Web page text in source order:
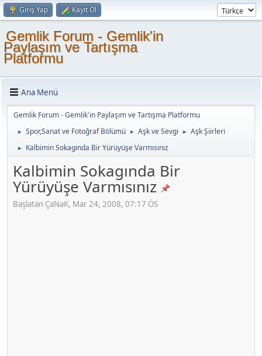
Giriş Yap Kayıt Ol
Gemlik Forum - Gemlik'in
Paylaşım ve Tartışma
Platformu
Ana Menü
Gemlik Forum - Gemlik'in Paylaşım ve Tartışma Platformu
► Spor,Sanat ve Fotoğraf Bölümü ► Aşk ve Sevgi ► Aşk Şiirleri
► Kalbimin Sokagında Bir Yürüyüşe Varmısınız
Kalbimin Sokagında Bir
Yürüyüşe Varmısınız
Başlatan ÇaNaK, Mar 24, 2008, 07:17 ÖS